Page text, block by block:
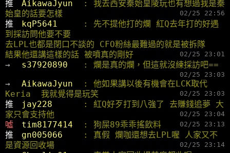
推 AikawaJyun
: 我去西安秦始皇陵玩也有想過我是秦
始皇的話要怎樣
02/25 22:56
推 kqP5641
: 先不提他打的爛 紅Q去年打的好遇
到採訪問他要不要
去LPL也都是閉口不談的 CFO粉絲最難過的就是被拆隊
結果他還講這樣的話 被噴真的剛好
02/25 23:01
→ s37920890 : 爛是真的爛，但這就沒練採訪吧==
02/25 23:03
→ AikawaJyun
: 他如果講以後有機會在LCK取代
Keria  我就覺得是玩笑
02/25 23:03
推 jay228
: 紅Q好歹打到八強了 去賺錢追夢 大
家只會支持他
02/25 23:04
噓 tim8177414 : 狗屎89乖乖搖飲料 02/25 23:13
推 gn005066
: 真假 爛咖還想去LPL喔 人家又不
是資源回收場
02/25 23:14